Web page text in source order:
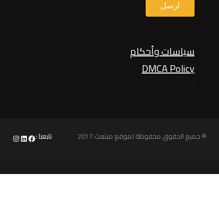
سياسات وأحكام
DMCA Policy
© جميع الحقوق محفوظة لموقع مبتعث 2017 تابعنا :Facebook
LinkedIn